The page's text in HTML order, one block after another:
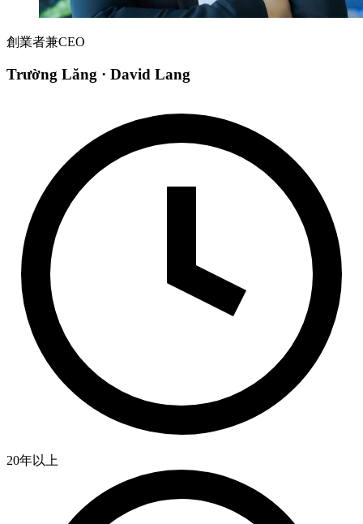
創業者兼CEO
Trường Lăng · David Lang
20年以上